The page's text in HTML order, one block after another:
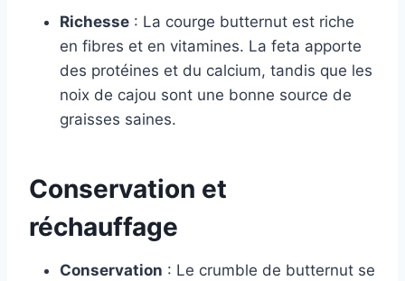
Richesse : La courge butternut est riche
en fibres et en vitamines. La feta apporte
des protéines et du calcium, tandis que les
noix de cajou sont une bonne source de
graisses saines.
Conservation et
réchauffage
Conservation : Le crumble de butternut se